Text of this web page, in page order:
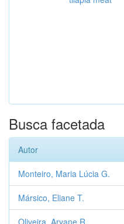
Busca facetada
Autor
Monteiro, Maria Lúcia G.
Mársico, Eliane T.